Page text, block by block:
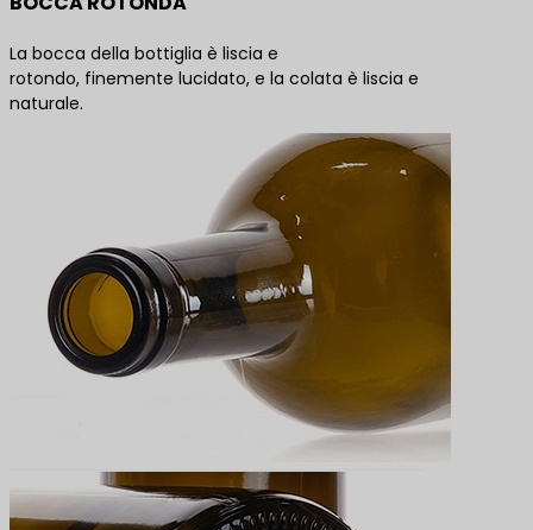
La bocca della bottiglia è liscia e
rotondo, finemente lucidato, e la colata è liscia e
naturale.